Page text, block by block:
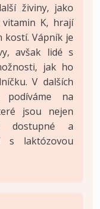
živiny, jako
K, hrají
kostí. Vápník je
avšak lidé s
jak ho
V dalších
na
jsou nejen
dostupné a
s laktózovou